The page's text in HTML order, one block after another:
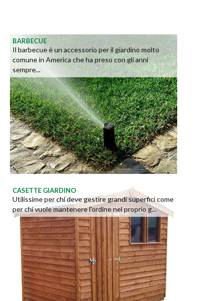
BARBECUE
Il barbecue è un accessorio per il giardino molto
comune in America che ha preso con gli anni
sempre...
CASETTE GIARDINO
Utilissime per chi deve gestire grandi superfici come
per chi vuole mantenere l'ordine nel proprio g...